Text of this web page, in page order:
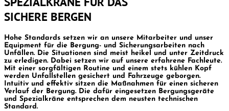
SICHERE BERGEN
Hohe Standards setzen wir an unsere Mitarbeiter und unser
Equipment für die Bergung- und Sicherungsarbeiten nach
Unfällen. Die Situationen sind meist heikel und unter Zeitdruck
zu erledigen. Dabei setzen wir auf unsere erfahrene Fachleute.
Mit einer sorgfältigen Routine und einem stets kühlen Kopf
werden Unfallstellen gesichert und Fahrzeuge geborgen.
Intuitiv und effektiv sitzen die Maßnahmen für einen sicheren
Verlauf der Bergung. Die dafür eingesetzen Bergungsgeräte
und Spezialkräne entsprechen dem neusten technischen
Standard.